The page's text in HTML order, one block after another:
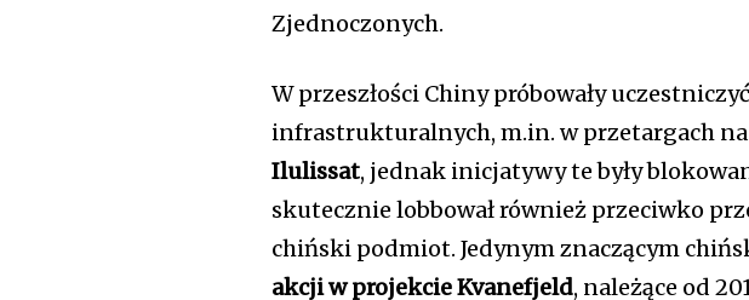
Zjednoczonych.
W przeszłości Chiny próbowały
infrastrukturalnych, m.in. w przetargach
Ilulissat, jednak inicjatywy te były
skutecznie lobbował również przeciwko
chiński podmiot. Jedynym znaczącym
akcji w projekcie Kvanefjeld, należące od